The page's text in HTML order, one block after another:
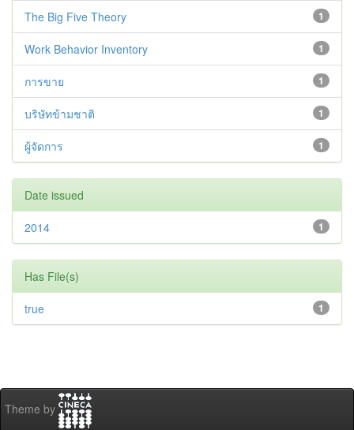
1
The Big Five Theory
1
Work Behavior Inventory
1
การขาย
1
บริษัทข้ามชาติ
1
ผู้จัดการ
Date issued
1
2014
Has File(s)
1
true
Theme by